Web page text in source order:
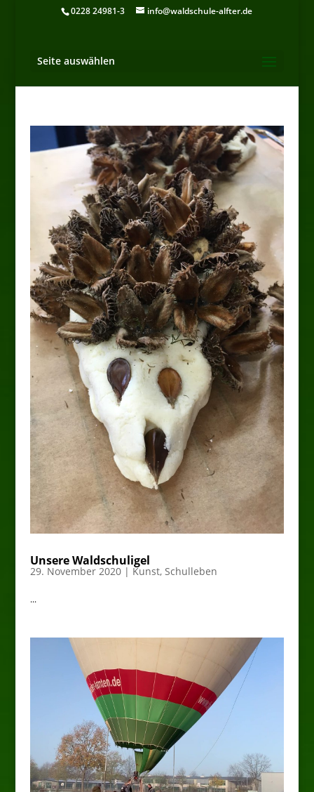
0228 24981-3 info@waldschule-alfter.de
Seite auswählen
Unsere Waldschuligel
29. November 2020| Kunst, Schulleben
...